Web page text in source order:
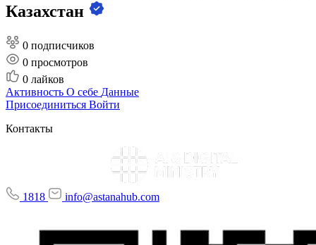
Казахстан
0 подписчиков
0 просмотров
0 лайков
Активность О себе Данные
Присоединиться Войти
Контакты
1818 info@astanahub.com